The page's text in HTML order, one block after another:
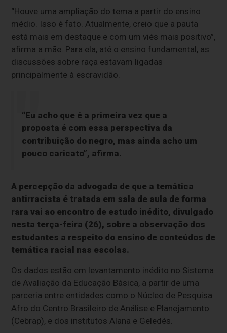
“Houve uma ampliação do tema a partir do ensino
médio. Isso é fato. Atualmente, creio que a pauta
está mais em destaque e com um viés mais positivo”,
afirma a mãe. Para ela, até o ensino fundamental, as
discussões sobre raça estavam ligadas
principalmente à escravidão.
“Eu acho que é a primeira vez que a
proposta é com essa perspectiva da
contribuição do negro, mas ainda acho um
pouco caricato”, afirma.
A percepção da advogada de que a temática
antirracista é tratada em sala de aula de forma
rara vai ao encontro de estudo inédito, divulgado
nesta terça-feira (26), sobre a observação dos
estudantes a respeito do ensino de conteúdos de
temática racial nas escolas.
Os dados estão em levantamento inédito no Sistema
de Avaliação da Educação Básica, a partir de uma
parceria entre entidades como o Núcleo de Pesquisa
Afro do Centro Brasileiro de Análise e Planejamento
(Cebrap), e dos institutos Alana e Geledés.